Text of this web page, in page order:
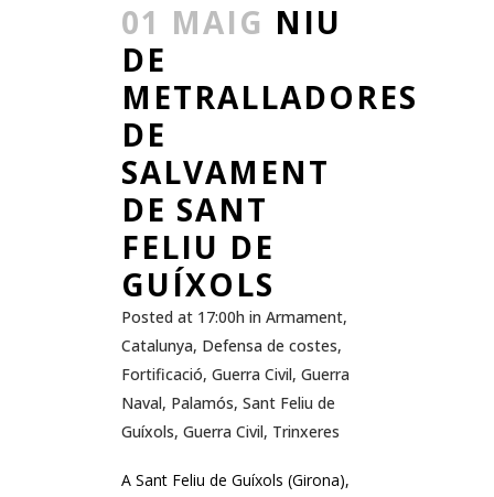
01 MAIG NIU
DE
METRALLADORES
DE
SALVAMENT
DE SANT
FELIU DE
GUÍXOLS
Posted at 17:00h in Armament,
Catalunya, Defensa de costes,
Fortificació, Guerra Civil, Guerra
Naval, Palamós, Sant Feliu de
Guíxols, Guerra Civil, Trinxeres
A Sant Feliu de Guíxols (Girona),